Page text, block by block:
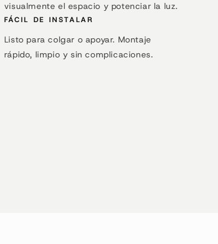
visualmente el espacio y potenciar la luz.
FÁCIL DE INSTALAR
Listo para colgar o apoyar. Montaje
rápido, limpio y sin complicaciones.